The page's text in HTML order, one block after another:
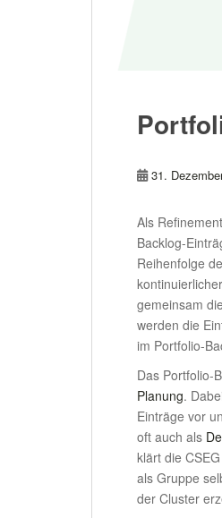
31.
Als
Backlog-
Reihenfolge
gemeinsam
werden die
im Portfolio-
Das Portfolio-
Planung.
Einträge vor
oft auch als
klärt die
als Gruppe
der Cluster